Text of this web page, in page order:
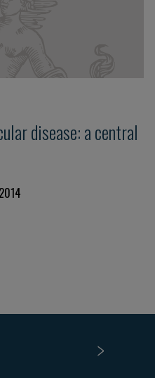
disease: a central